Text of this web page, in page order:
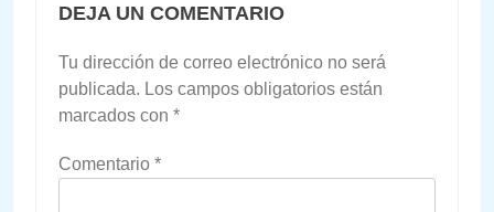
DEJA UN COMENTARIO
Tu dirección de correo electrónico no será
publicada. Los campos obligatorios están
marcados con *
Comentario *